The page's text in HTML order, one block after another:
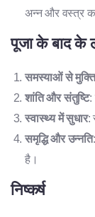
अन्न और वस्त्र
पूजा के बाद के
समस्याओं से मुक्ति
शांति और संतुष्टि:
स्वास्थ्य में सुधार:
समृद्धि और उन्नति
है।
निष्कर्ष